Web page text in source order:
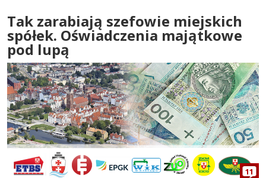
Tak zarabiają szefowie miejskich
spółek. Oświadczenia majątkowe
pod lupą
11